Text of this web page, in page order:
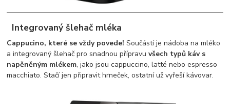
Integrovaný šlehač mléka
Cappucino, které se vždy povede! Součástí je nádoba na mléko
a integrovaný šlehač pro snadnou přípravuvšech typů káv s
napěněným mlékem, jako jsou cappuccino, latté nebo espresso
macchiato. Stačí jen připravit hrneček, ostatní už vyřeší kávovar.